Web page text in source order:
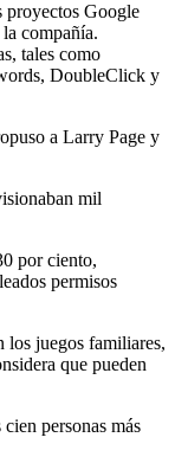
proyectos Google
compañía.
tales como
DoubleClick y
a Larry Page y
mil
por ciento,
permisos
los juegos familiares,
que pueden
personas más